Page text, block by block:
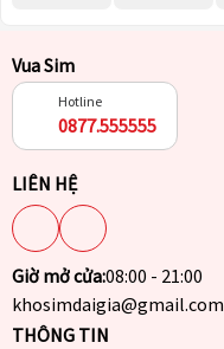
Vua Sim
Hotline
0877.555555
LIÊN HỆ
Giờ mở cửa:08:00 - 21:00
khosimdaigia@gmail.com
THÔNG TIN